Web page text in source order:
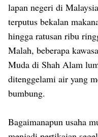
lapan negeri di
terputus bekalan
hingga ratusan ribu
Malah, beberapa
Muda di Shah Alam
ditenggelami air yang
bumbung.
Bagaimanapun usaha